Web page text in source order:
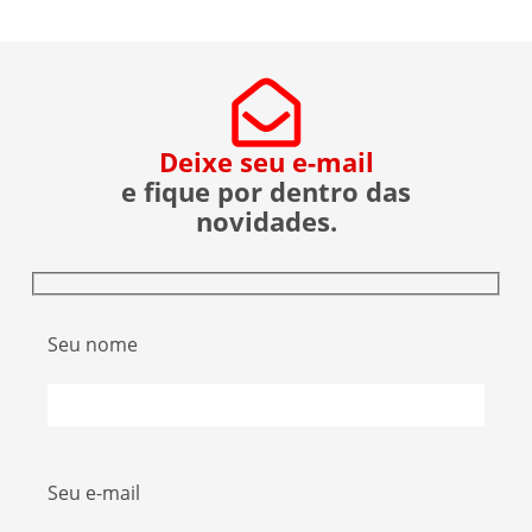
Deixe seu e-mail
e fique por dentro das
novidades.
Seu nome
Seu e-mail